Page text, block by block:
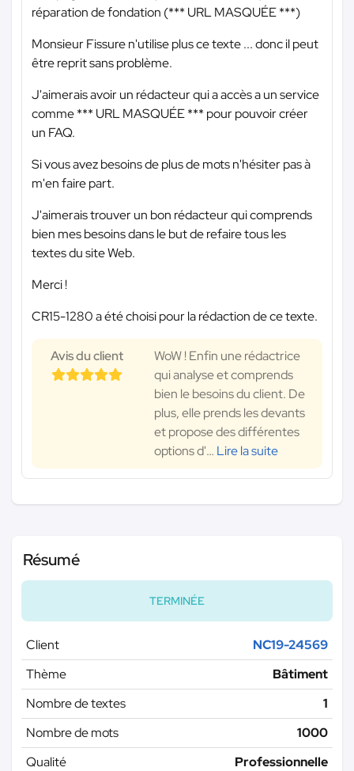
réparation de fondation (*** URL MASQUÉE ***)
Monsieur Fissure n'utilise plus ce texte ... donc il peut
être reprit sans problème.
J'aimerais avoir un rédacteur qui a accès a un service
comme*** URL MASQUÉE *** pour pouvoir créer
un FAQ.
Si vous avez besoins de plus de mots n'hésiter pas à
m'en faire part.
J'aimerais trouver un bon rédacteur qui comprends
bien mes besoins dans le but de refaire tous les
textes du site Web.
Merci !
CR15-1280 a été choisi pour la rédaction de ce texte.
Avis du client
WoW ! Enfin une rédactrice
qui analyse et comprends
bien le besoins du client. De
plus, elle prends les devants
et propose des différentes
options d'… Lire la suite
Résumé
TERMINÉE
Client
NC19-24569
Thème
Bâtiment
Nombre de textes
1
Nombre de mots
1000
Qualité
Professionnelle